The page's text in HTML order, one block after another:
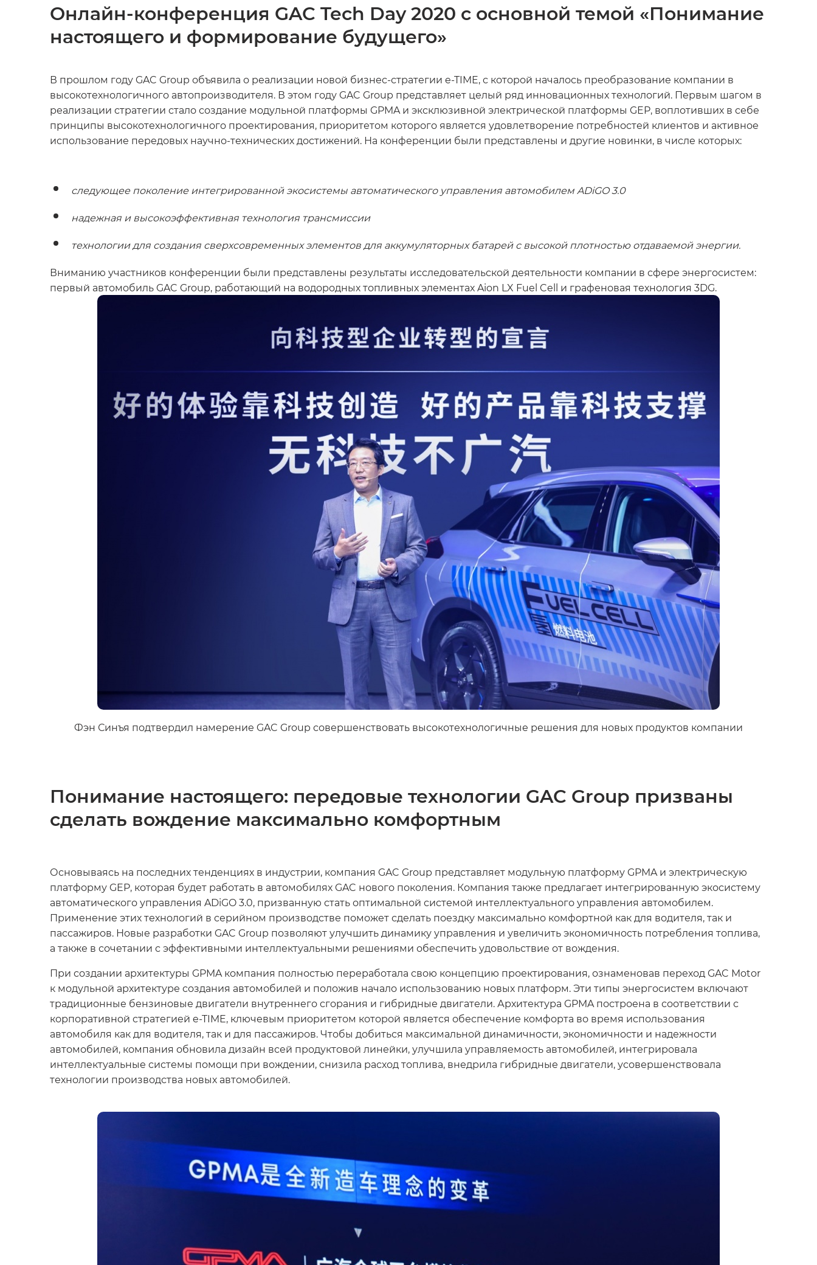
Онлайн-конференция GAC Tech Day 2020 с основной темой «Понимание
настоящего и формирование будущего»
В прошлом году GAC Group объявила о реализации новой бизнес-стратегии e-TIME, с которой началось преобразование компании в
высокотехнологичного автопроизводителя. В этом году GAC Group представляет целый ряд инновационных технологий. Первым шагом в
реализации стратегии стало создание модульной платформы GPMA и эксклюзивной электрической платформы GEP, воплотивших в себе
принципы высокотехнологичного проектирования, приоритетом которого является удовлетворение потребностей клиентов и активное
использование передовых научно-технических достижений. На конференции были представлены и другие новинки, в числе которых:
следующее поколение интегрированной экосистемы автоматического управления автомобилем ADiGO 3.0
надежная и высокоэффективная технология трансмиссии
технологии для создания сверхсовременных элементов для аккумуляторных батарей с высокой плотностью отдаваемой энергии.
Вниманию участников конференции были представлены результаты исследовательской деятельности компании в сфере энергосистем:
первый автомобиль GAC Group, работающий на водородных топливных элементах Aion LX Fuel Cell и графеновая технология 3DG.
Фэн Синъя подтвердил намерение GAC Group совершенствовать высокотехнологичные решения для новых продуктов компании
Понимание настоящего: передовые технологии GAC Group призваны
сделать вождение максимально комфортным
Основываясь на последних тенденциях в индустрии, компания GAC Group представляет модульную платформу GPMA и электрическую
платформу GEP, которая будет работать в автомобилях GAC нового поколения. Компания также предлагает интегрированную экосистему
автоматического управления ADiGO 3.0, призванную стать оптимальной системой интеллектуального управления автомобилем.
Применение этих технологий в серийном производстве поможет сделать поездку максимально комфортной как для водителя, так и
пассажиров. Новые разработки GAC Group позволяют улучшить динамику управления и увеличить экономичность потребления топлива,
а также в сочетании с эффективными интеллектуальными решениями обеспечить удовольствие от вождения.
При создании архитектуры GPMA компания полностью переработала свою концепцию проектирования, ознаменовав переход GAC Motor
к модульной архитектуре создания автомобилей и положив начало использованию новых платформ. Эти типы энергосистем включают
традиционные бензиновые двигатели внутреннего сгорания и гибридные двигатели. Архитектура GPMA построена в соответствии с
корпоративной стратегией e-TIME, ключевым приоритетом которой является обеспечение комфорта во время использования
автомобиля как для водителя, так и для пассажиров. Чтобы добиться максимальной динамичности, экономичности и надежности
автомобилей, компания обновила дизайн всей продуктовой линейки, улучшила управляемость автомобилей, интегрировала
интеллектуальные системы помощи при вождении, снизила расход топлива, внедрила гибридные двигатели, усовершенствовала
технологии производства новых автомобилей.